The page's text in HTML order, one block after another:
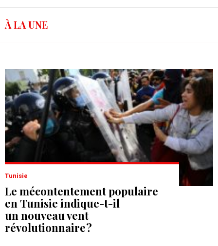
À LA UNE
Tunisie
Le mécontentement populaire
en Tunisie indique-t-il
un nouveau vent
révolutionnaire ?